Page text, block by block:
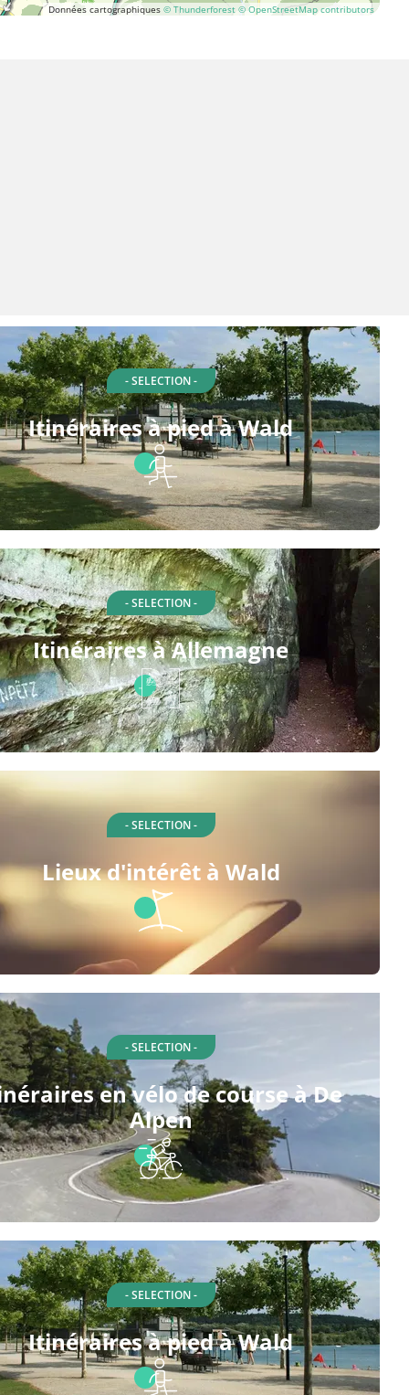
Données cartographiques © Thunderforest © OpenStreetMap contributors
- SELECTION -
Itinéraires à pied à Wald
- SELECTION -
Itinéraires à Allemagne
- SELECTION -
Lieux d'intérêt à Wald
- SELECTION -
en vélo de course à De
Alpen
- SELECTION -
Itinéraires à pied à Wald